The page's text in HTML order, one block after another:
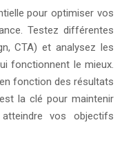
pour optimiser vos
Testez différentes
CTA) et analysez les
fonctionnent le mieux.
fonction des résultats
la clé pour maintenir
vos objectifs